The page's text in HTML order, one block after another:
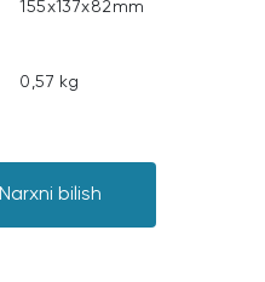
155x137x82mm
0,57 kg
Narxni bilish